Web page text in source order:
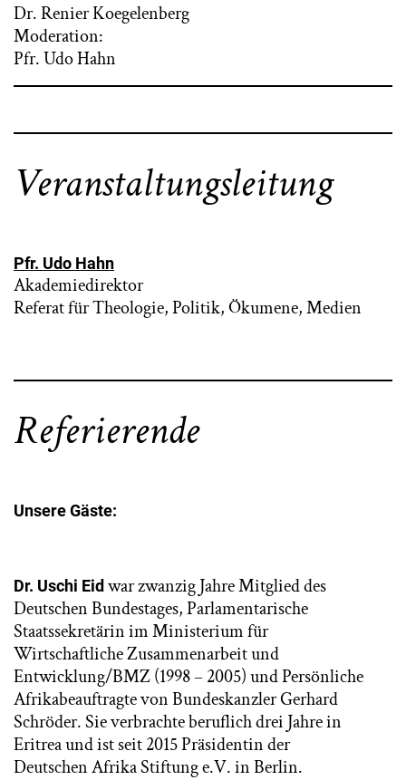
Dr. Renier Koegelenberg
Moderation:
Pfr. Udo Hahn
Veranstaltungsleitung
Pfr. Udo Hahn
Akademiedirektor
Referat für Theologie, Politik, Ökumene, Medien
Referierende
Unsere Gäste:
Dr. Uschi Eid war zwanzig Jahre Mitglied des
Deutschen Bundestages, Parlamentarische
Staatssekretärin im Ministerium für
Wirtschaftliche Zusammenarbeit und
Entwicklung/BMZ (1998 – 2005) und Persönliche
Afrikabeauftragte von Bundeskanzler Gerhard
Schröder. Sie verbrachte beruflich drei Jahre in
Eritrea und ist seit 2015 Präsidentin der
Deutschen Afrika Stiftung e.V. in Berlin.